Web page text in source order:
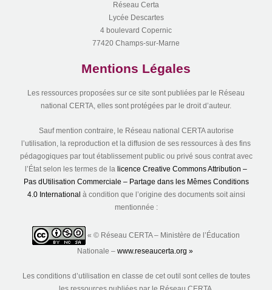
Réseau Certa
Lycée Descartes
4 boulevard Copernic
77420 Champs-sur-Marne
Mentions Légales
Les ressources proposées sur ce site sont publiées par le Réseau
national CERTA, elles sont protégées par le droit d’auteur.
Sauf mention contraire, le Réseau national CERTA autorise
l’utilisation, la reproduction et la diffusion de ses ressources à des fins
pédagogiques par tout établissement public ou privé sous contrat avec
l’État selon les termes de la licence Creative Commons Attribution –
Pas dUtilisation Commerciale – Partage dans les Mêmes Conditions
4.0 International à condition que l’origine des documents soit ainsi
mentionnée :
« © Réseau CERTA – Ministère de l’Éducation
Nationale – www.reseaucerta.org »
Les conditions d’utilisation en classe de cet outil sont celles de toutes